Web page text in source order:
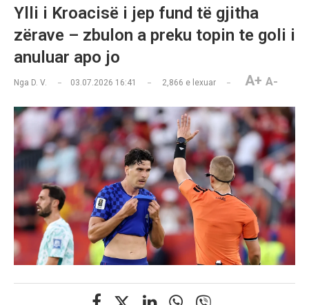
Ylli i Kroacisë i jep fund të gjitha
zërave – zbulon a preku topin te goli i
anuluar apo jo
Nga D. V. 03.07.2026 16:41 2,866 e lexuar A+ A-